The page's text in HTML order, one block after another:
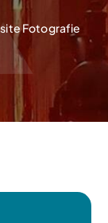
Fotografie